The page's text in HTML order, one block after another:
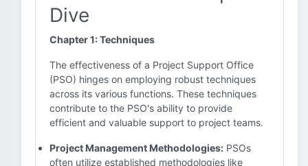
Dive
Chapter 1: Techniques
The effectiveness of a Project Support Office
(PSO) hinges on employing robust techniques
across its various functions. These techniques
contribute to the PSO's ability to provide
efficient and valuable support to project teams.
Project Management Methodologies: PSOs
often utilize established methodologies like